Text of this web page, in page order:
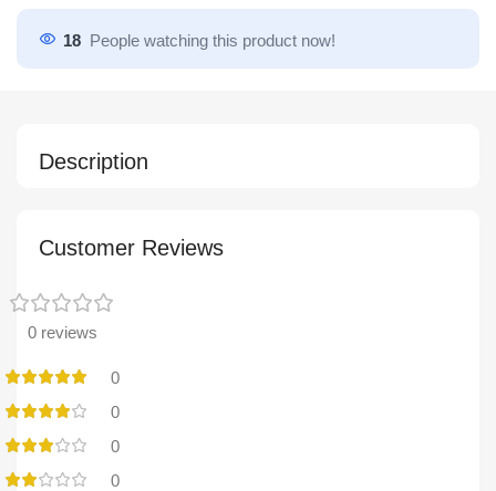
18 People watching this product now!
Description
Customer Reviews
0 reviews
0
0
0
0